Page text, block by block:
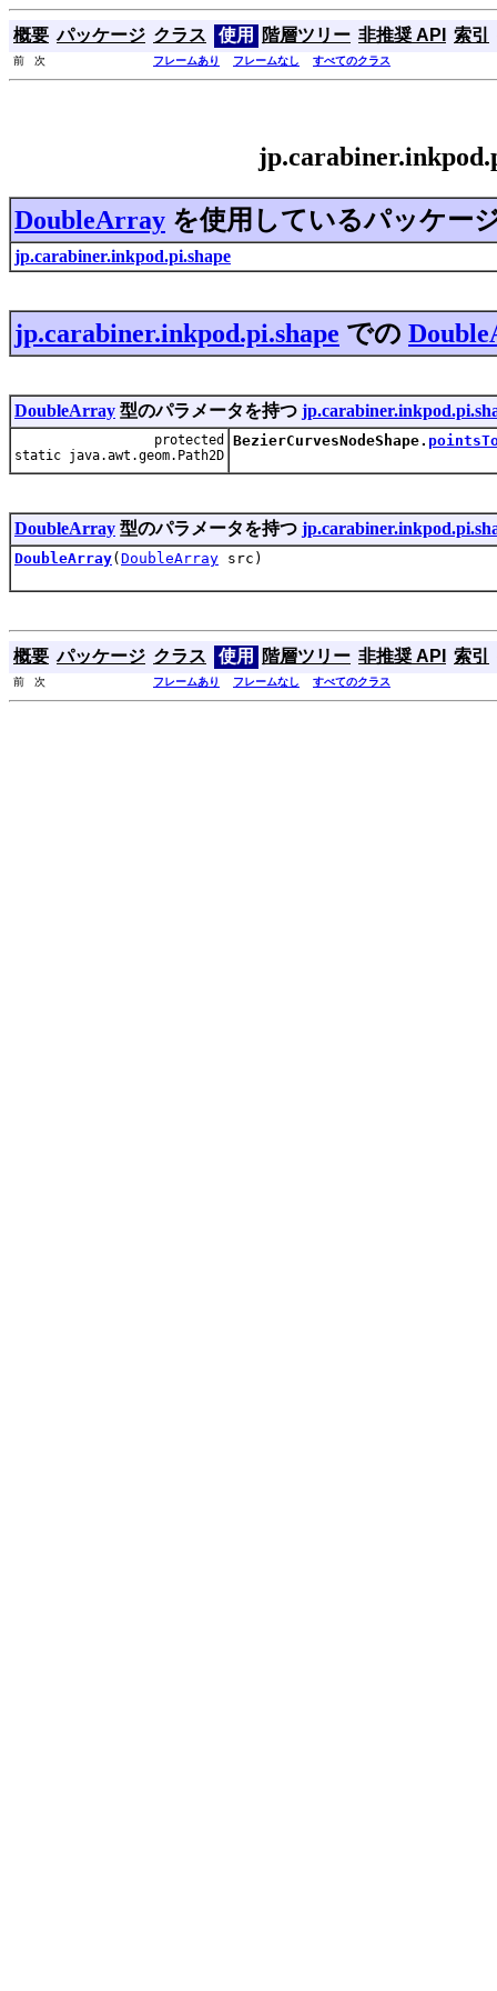
概要 パッケージ クラス 使用 階層ツリー 非推奨 API 索引
前 次 フレームあり フレームなし すべてのクラス
DoubleArray を使用しているパッケー
jp.carabiner.inkpod.pi.shape
jp.carabiner.inkpod.pi.shape での
DoubleArray 型のパラメータを持つ
protected
static java.awt.geom.Path2D
BezierCurvesNodeShape.
DoubleArray 型のパラメータを持つ
DoubleArray( DoubleArray src)
概要 パッケージ クラス 使用 階層ツリー 非推奨 API 索引
前 次 フレームあり フレームなし すべてのクラス